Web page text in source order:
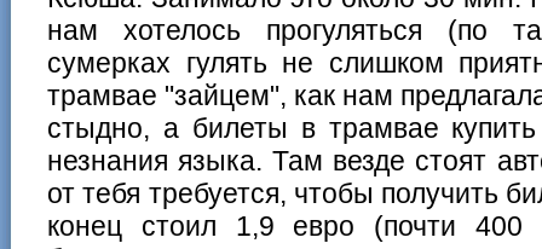
нам хотелось прогуляться (по
сумерках гулять не слишком
трамвае "зайцем", как нам
стыдно, а билеты в трамвае
незнания языка. Там везде стоят
от тебя требуется, чтобы получить
конец стоил 1,9 евро (почти